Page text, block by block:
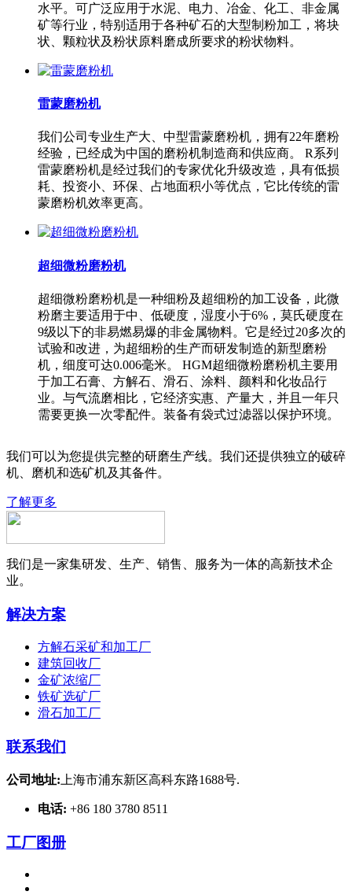
水平。可广泛应用于水泥、电力、冶金、化工、非金属
矿等行业，特别适用于各种矿石的大型制粉加工，将块
状、颗粒状及粉状原料磨成所要求的粉状物料。
雷蒙磨粉机
我们公司专业生产大、中型雷蒙磨粉机，拥有22年磨粉
经验，已经成为中国的磨粉机制造商和供应商。 R系列
雷蒙磨粉机是经过我们的专家优化升级改造，具有低损
耗、投资小、环保、占地面积小等优点，它比传统的雷
蒙磨粉机效率更高。
超细微粉磨粉机
超细微粉磨粉机是一种细粉及超细粉的加工设备，此微
粉磨主要适用于中、低硬度，湿度小于6%，莫氏硬度在
9级以下的非易燃易爆的非金属物料。它是经过20多次的
试验和改进，为超细粉的生产而研发制造的新型磨粉
机，细度可达0.006毫米。 HGM超细微粉磨粉机主要用
于加工石膏、方解石、滑石、涂料、颜料和化妆品行
业。与气流磨相比，它经济实惠、产量大，并且一年只
需要更换一次零配件。装备有袋式过滤器以保护环境。
我们可以为您提供完整的研磨生产线。我们还提供独立的破碎
机、磨机和选矿机及其备件。
了解更多
我们是一家集研发、生产、销售、服务为一体的高新技术企
业。
解决方案
方解石采矿和加工厂
建筑回收厂
金矿浓缩厂
铁矿选矿厂
滑石加工厂
联系我们
公司地址: 上海市浦东新区高科东路1688号.
电话: +86 180 3780 8511
工厂图册